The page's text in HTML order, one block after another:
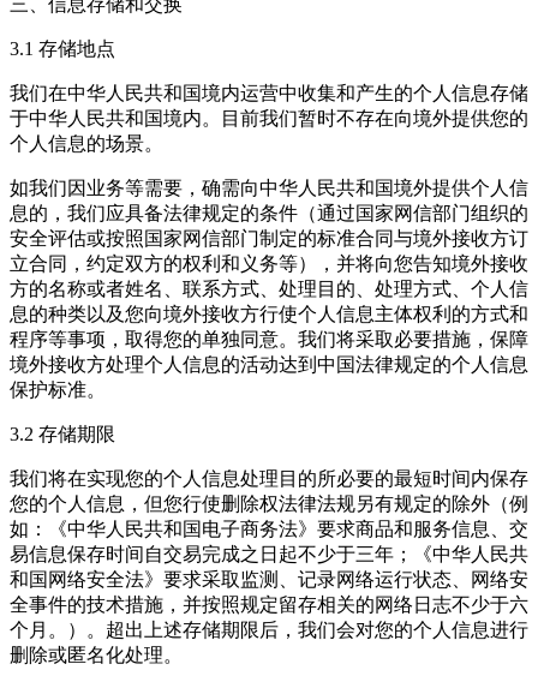
三、信息存储和交换
3.1 存储地点
我们在中华人民共和国境内运营中收集和产生的个人信息存储
于中华人民共和国境内。目前我们暂时不存在向境外提供您的
个人信息的场景。
如我们因业务等需要，确需向中华人民共和国境外提供个人信
息的，我们应具备法律规定的条件（通过国家网信部门组织的
安全评估或按照国家网信部门制定的标准合同与境外接收方订
立合同，约定双方的权利和义务等），并将向您告知境外接收
方的名称或者姓名、联系方式、处理目的、处理方式、个人信
息的种类以及您向境外接收方行使个人信息主体权利的方式和
程序等事项，取得您的单独同意。我们将采取必要措施，保障
境外接收方处理个人信息的活动达到中国法律规定的个人信息
保护标准。
3.2 存储期限
我们将在实现您的个人信息处理目的所必要的最短时间内保存
您的个人信息，但您行使删除权法律法规另有规定的除外（例
如：《中华人民共和国电子商务法》要求商品和服务信息、交
易信息保存时间自交易完成之日起不少于三年；《中华人民共
和国网络安全法》要求采取监测、记录网络运行状态、网络安
全事件的技术措施，并按照规定留存相关的网络日志不少于六
个月。）。超出上述存储期限后，我们会对您的个人信息进行
删除或匿名化处理。